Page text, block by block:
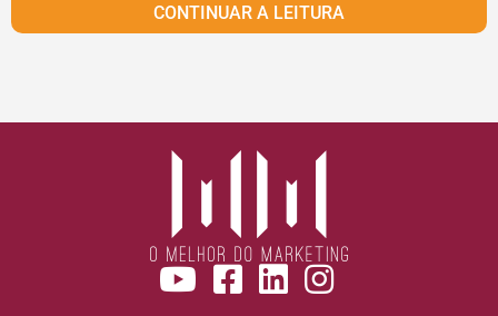
CONTINUAR A LEITURA